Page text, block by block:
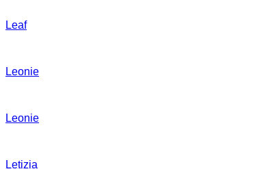
Leaf
Leonie
Leonie
Letizia